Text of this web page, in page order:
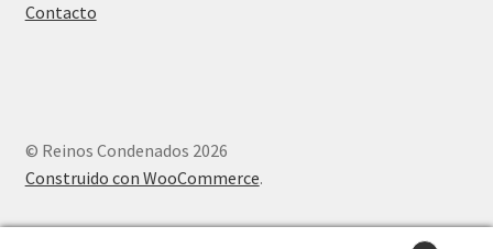
Contacto
© Reinos Condenados 2026
Construido con WooCommerce.